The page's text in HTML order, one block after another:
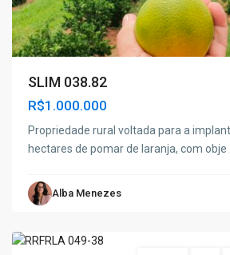
SLIM 038.82
R$1.000.000
Propriedade rural voltada para a
hectares de pomar de laranja, com obje
Alba Menezes